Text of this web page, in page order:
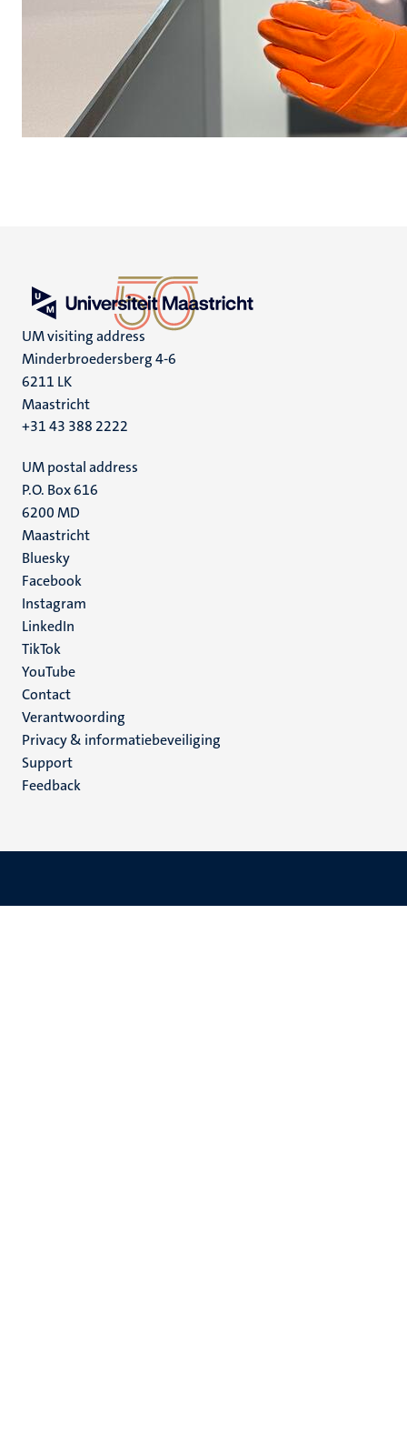
UM visiting address
Minderbroedersberg 4-6
6211 LK
Maastricht
+31 43 388 2222
UM postal address
P.O. Box 616
6200 MD
Maastricht
Social
media
Bluesky
Facebook
Instagram
LinkedIn
TikTok
YouTube
Menu
footer
(NL)
Contact
Verantwoording
Privacy & informatiebeveiliging
Support
Feedback